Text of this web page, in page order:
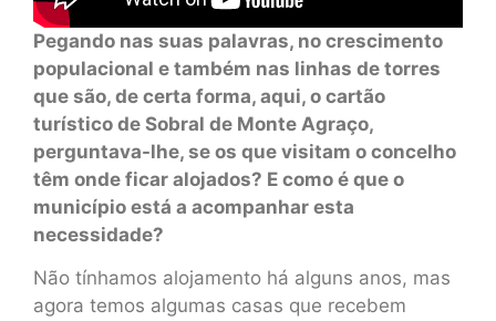
Pegando nas suas palavras, no crescimento
populacional e também nas linhas de torres
que são, de certa forma, aqui, o cartão
turístico de Sobral de Monte Agraço,
perguntava-lhe, se os que visitam o concelho
têm onde ficar alojados? E como é que o
município está a acompanhar esta
necessidade?
Não tínhamos alojamento há alguns anos, mas
agora temos algumas casas que recebem